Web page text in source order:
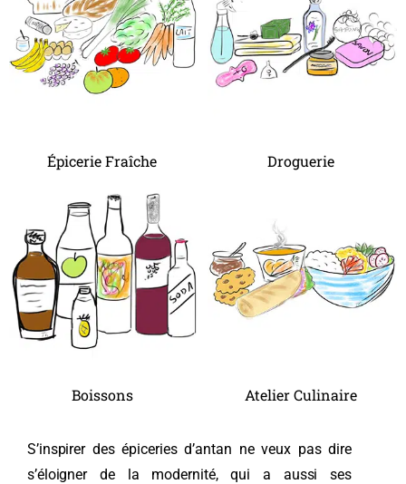
Épicerie Fraîche Droguerie
Boissons Atelier Culinaire
S’inspirer des épiceries d’antan ne veux pas dire
s’éloigner de la modernité, qui a aussi ses